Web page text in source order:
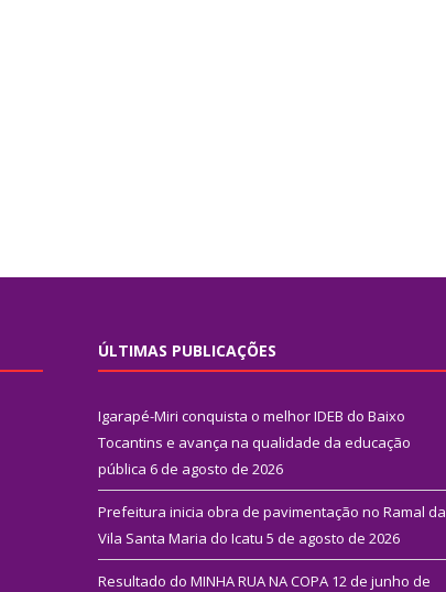
ÚLTIMAS PUBLICAÇÕES
Igarapé-Miri conquista o melhor IDEB do Baixo
Tocantins e avança na qualidade da educação
pública 6 de agosto de 2026
Prefeitura inicia obra de pavimentação no Ramal da
Vila Santa Maria do Icatu 5 de agosto de 2026
Resultado do MINHA RUA NA COPA 12 de junho de